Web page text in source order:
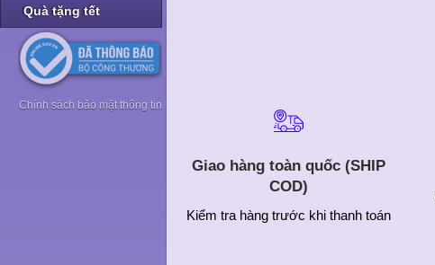
Giao hàng toàn quốc (SHIP
COD)
Kiểm tra hàng trước khi thanh toán
Tượng bộ Giáp to
Tượng bộ Giáp hoa
Quà tặng tết
Chính sách bảo mật thông tin